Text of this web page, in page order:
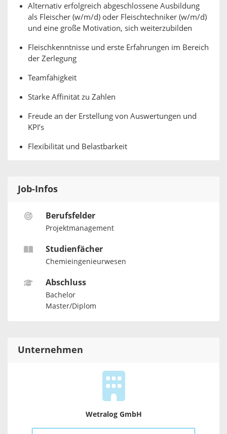
Alternativ erfolgreich abgeschlossene Ausbildung
als Fleischer (w/m/d) oder Fleischtechniker (w/m/d)
und eine große Motivation, sich weiterzubilden
Fleischkenntnisse und erste Erfahrungen im Bereich
der Zerlegung
Teamfähigkeit
Starke Affinität zu Zahlen
Freude an der Erstellung von Auswertungen und
KPI’s
Flexibilität und Belastbarkeit
Job-Infos
Berufsfelder
Projektmanagement
Studienfächer
Chemieingenieurwesen
Abschluss
Bachelor
Master/Diplom
Unternehmen
Wetralog GmbH